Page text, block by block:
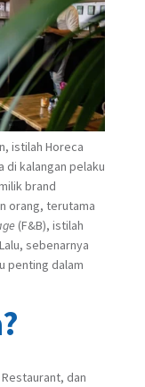
istilah Horeca
di kalangan pelaku
brand
orang, terutama
(F&B), istilah
Lalu, sebenarnya
penting dalam
dan